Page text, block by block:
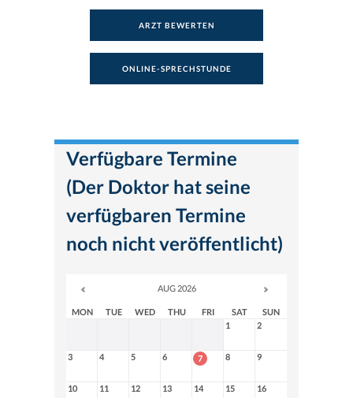
ARZT BEWERTEN
ONLINE-SPRECHSTUNDE
Verfügbare Termine
(Der Doktor hat seine
verfügbaren Termine
noch nicht veröffentlicht)
AUG 2026
MON TUE WED THU FRI SAT
SUN
1
2
3 4 5 6 7 8 9
10 11 12 13 14 15 16